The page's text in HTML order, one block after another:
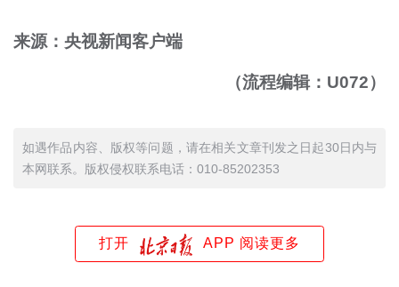
来源：央视新闻客户端
（流程编辑：U072）
如遇作品内容、版权等问题，请在相关文章刊发之日起30日内与
本网联系。版权侵权联系电话：010-85202353
打开 APP 阅读更多